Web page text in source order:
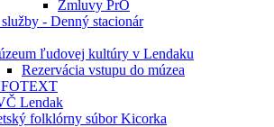
Zmluvy PrO
- Denný stacionár
ľudovej kultúry v Lendaku
Rezervácia vstupu do múzea
Lendak
folklórny súbor Kicorka